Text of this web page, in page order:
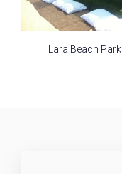
Lara Beach Park